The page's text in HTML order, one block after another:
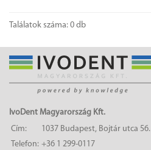
Találatok száma: 0 db
IvoDent Magyarország Kft.
Cím:
1037 Budapest, Bojtár utca 56.
Telefon: +36 1 299-0117